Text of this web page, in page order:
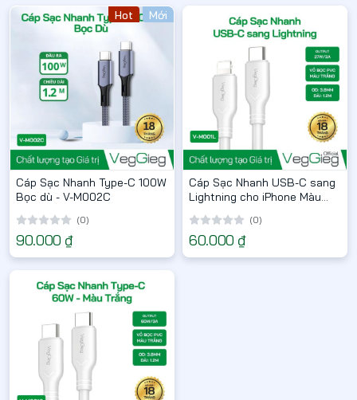
Hot Mới
Cáp Sạc Nhanh Type-C 100W
Bọc dù - V-M002C
(0)
90.000 ₫
Cáp Sạc Nhanh USB-C sang
Lightning cho iPhone Màu
(0)
60.000 ₫